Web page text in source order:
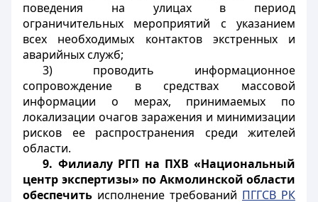
поведения на улицах в период
ограничительных мероприятий с указанием
всех необходимых контактов экстренных и
аварийных служб;
3) проводить информационное
сопровождение в средствах массовой
информации о мерах, принимаемых по
локализации очагов заражения и минимизации
рисков ее распространения среди жителей
области.
9. Филиалу РГП на ПХВ «Национальный
центр экспертизы» по Акмолинской области
обеспечить исполнение требований ПГГСВ РК